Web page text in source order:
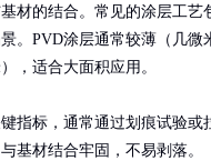
材的结合。常见的涂层工艺
。PVD涂层通常较薄（几微
，适合大面积应用。
指标，通常通过划痕试验或
基材结合牢固，不易剥落。